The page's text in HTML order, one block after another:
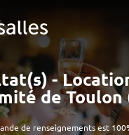
de renseignements est
-
de Toulon